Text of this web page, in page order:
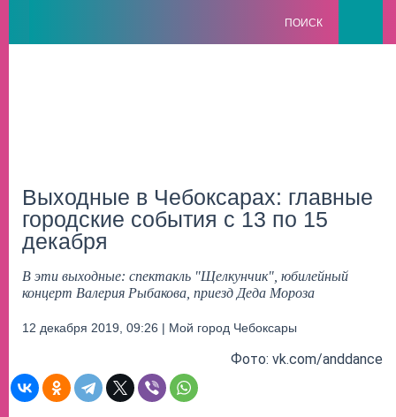
ПОИСК
Выходные в Чебоксарах: главные
городские события с 13 по 15
декабря
В эти выходные: спектакль "Щелкунчик", юбилейный
концерт Валерия Рыбакова, приезд Деда Мороза
12 декабря 2019, 09:26 | Мой город Чебоксары
Фото: vk.com/anddance